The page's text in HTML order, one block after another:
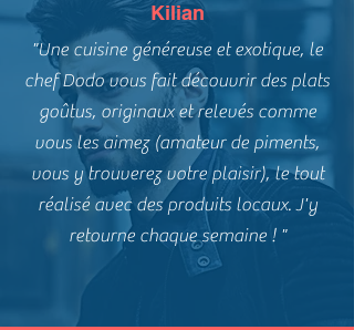
Kilian
"Une cuisine généreuse et exotique, le
chef Dodo vous fait découvrir des plats
goûtus, originaux et relevés comme
vous les aimez (amateur de piments,
vous y trouverez votre plaisir), le tout
réalisé avec des produits locaux. J'y
retourne chaque semaine ! "​